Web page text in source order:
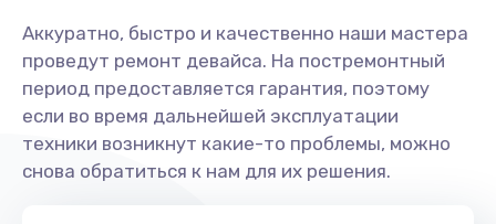
750 руб.
Заказать
Замена тачпада
990 руб.
Аккуратно, быстро и качественно наши мастера
проведут ремонт девайса. На постремонтный
период предоставляется гарантия, поэтому
если во время дальнейшей эксплуатации
техники возникнут какие-то проблемы, можно
снова обратиться к нам для их решения.